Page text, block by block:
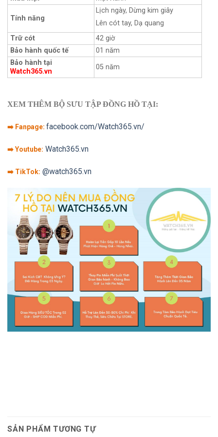
Tính năng
Lịch ngày, Dừng kim giây
Lên cót tay, Dạ quang
Trữ cót
42 giờ
Bảo hành quốc tế
01 năm
Bảo hành tại
Watch365.vn
05 năm
XEM THÊM BỘ SƯU TẬP ĐỒNG HỒ TẠI:
➡️ Fanpage: facebook.com/Watch365.vn/
➡️ Youtube: Watch365.vn
➡️ TikTok: @watch365.vn
SẢN PHẨM TƯƠNG TỰ